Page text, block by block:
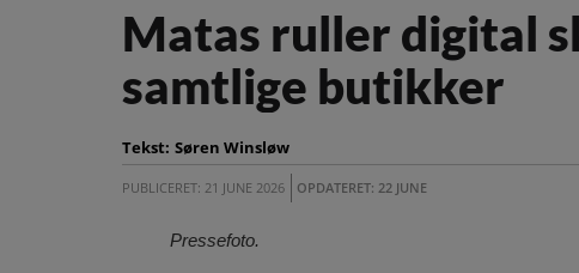
Matas ruller digital
samtlige butikker
Tekst: Søren Winsløw
PUBLICERET: 21 JUNE 2026 OPDATERET: 22 JUNE
Pressefoto.